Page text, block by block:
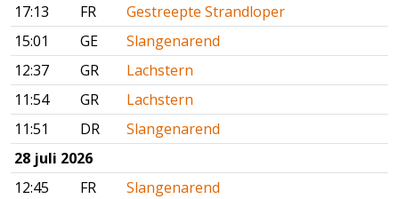
17:13
FR
Gestreepte Strandloper
15:01
GE
Slangenarend
12:37
GR
Lachstern
11:54
GR
Lachstern
11:51
DR
Slangenarend
28 juli 2026
12:45
FR
Slangenarend